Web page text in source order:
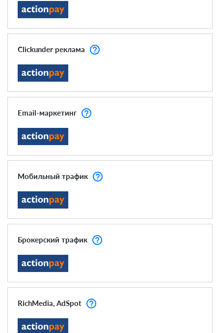
Clickunder реклама help_outline
Email-маркетинг help_outline
Мобильный трафик help_outline
Брокерский трафик help_outline
RichMedia, AdSpot help_outline